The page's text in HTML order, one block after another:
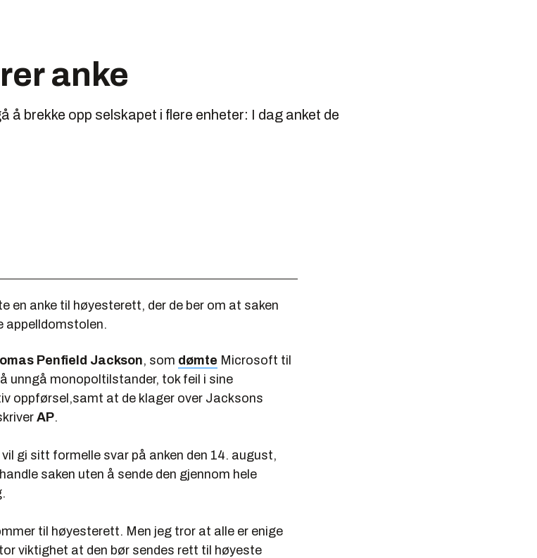
anke
å brekke opp selskapet i flere enheter: I dag anket de
en anke til høyesterett, der de ber om at saken
appelldomstolen.
Penfield Jackson, som dømte Microsoft til
unngå monopoltilstander, tok feil i sine
oppførsel,samt at de klager over Jacksons
AP.
gi sitt formelle svar på anken den 14. august,
saken uten å sende den gjennom hele
til høyesterett. Men jeg tror at alle er enige
viktighet at den bør sendes rett til høyeste